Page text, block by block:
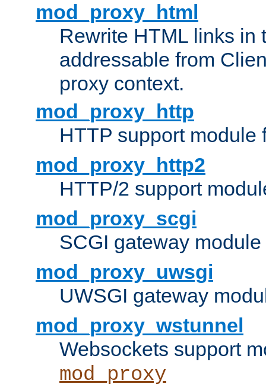
mod_proxy_html
Rewrite HTML links in
addressable from
proxy context.
mod_proxy_http
HTTP support module
mod_proxy_http2
HTTP/2 support
mod_proxy_scgi
SCGI gateway
mod_proxy_uwsgi
UWSGI gateway
mod_proxy_wstunnel
Websockets support
mod_proxy